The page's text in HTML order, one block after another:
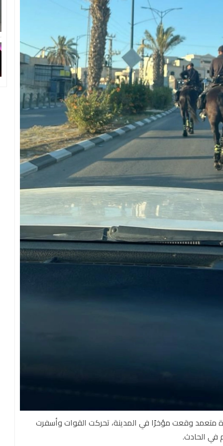
متعمد وقعت مؤخرًا في المدينة، تحركت القوات وأسفرت
في الحادث.